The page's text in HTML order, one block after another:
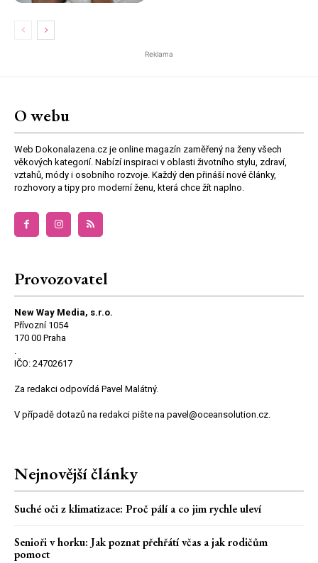
Reklama
O webu
Web Dokonalazena.cz je online magazín zaměřený na ženy všech
věkových kategorií. Nabízí inspiraci v oblasti životního stylu, zdraví,
vztahů, módy i osobního rozvoje. Každý den přináší nové články,
rozhovory a tipy pro moderní ženu, která chce žít naplno.
Provozovatel
New Way Media, s.r.o.
Přívozní 1054
170 00 Praha
.
IČO: 24702617
Za redakci odpovídá Pavel Malátný.
V případě dotazů na redakci pište na pavel@oceansolution.cz.
Nejnovější články
Suché oči z klimatizace: Proč pálí a co jim rychle uleví
Senioři v horku: Jak poznat přehřátí včas a jak rodičům
pomoct